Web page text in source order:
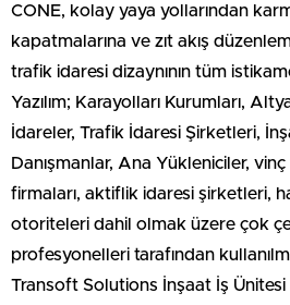
CONE, kolay yaya yollarından
kapatmalarına ve zıt akış
trafik idaresi dizaynının tüm
Yazılım; Karayolları Kurumları,
İdareler, Trafik İdaresi Şirketleri,
Danışmanlar, Ana Yükleniciler,
firmaları, aktiflik idaresi şirketleri,
otoriteleri dahil olmak üzere çok
profesyonelleri tarafından
Transoft Solutions İnşaat İş Ünitesi